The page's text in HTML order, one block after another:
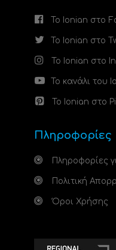
Το Ionian στο
Το Ionian στο
Το Ionian στο
Το κανάλι του
Το Ionian στο
Πληροφορίες
Πληροφορίες
Πολιτική
Όροι Χρήσης